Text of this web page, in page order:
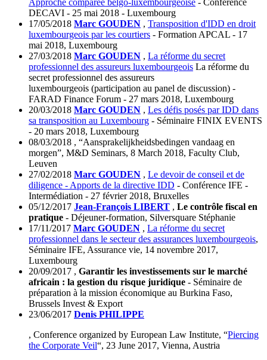
Approche comparée belgo-luxembourgeoise - Conférence
DECAVI - 25 mai 2018 - Luxembourg
17/05/2018 Marc GOUDEN , Transposition d'IDD en droit
luxembourgeois par les courtiers - Formation APCAL - 17
mai 2018, Luxembourg
27/03/2018 Marc GOUDEN , La réforme du secret
professionnel des assureurs luxembourgeois La réforme du
secret professionnel des assureurs
luxembourgeois (participation au panel de discussion) -
FARAD Finance Forum - 27 mars 2018, Luxembourg
20/03/2018 Marc GOUDEN , Les défis posés par IDD dans
sa transposition au Luxembourg - Séminaire FINIX EVENTS
- 20 mars 2018, Luxembourg
08/03/2018 , “Aansprakelijkheidsbedingen vandaag en
morgen”, M&D Seminars, 8 March 2018, Faculty Club,
Leuven
27/02/2018 Marc GOUDEN , Le devoir de conseil et de
diligence - Apports de la directive IDD - Conférence IFE -
Intermédiation - 27 février 2018, Bruxelles
05/12/2017 Jean-François LIBERT , Le contrôle fiscal en
pratique - Déjeuner-formation, Silversquare Stéphanie
17/11/2017 Marc GOUDEN , La réforme du secret
professionnel dans le secteur des assurances luxembourgeois,
Séminaire IFE, Assurance vie, 14 novembre 2017,
Luxembourg
20/09/2017 , Garantir les investissements sur le marché
africain : la gestion du risque juridique - Séminaire de
préparation à la mission économique au Burkina Faso,
Brussels Invest & Export
23/06/2017 Denis PHILIPPE
, Conference organized by European Law Institute, “Piercing
the Corporate Veil“, 23 June 2017, Vienna, Austria